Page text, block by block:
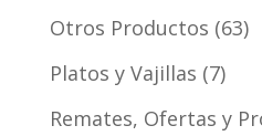
Otros Productos 63
Platos y Vajillas 7
Remates, Ofertas y